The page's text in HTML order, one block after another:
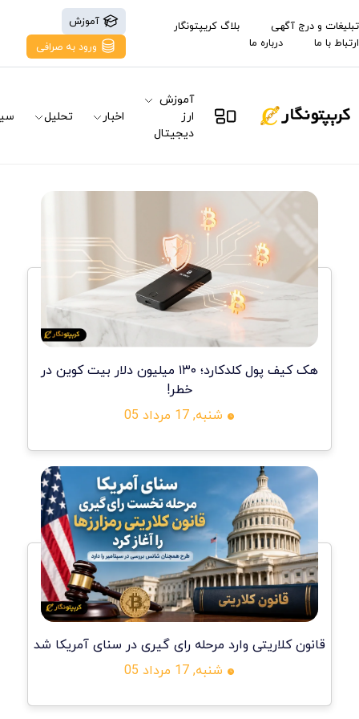
تبلیغات و درج آگهی
بلاگ کریپتونگار
ارتباط با ما
درباره ما
آموزش
ورود به صرافی
آموزش
ارز
دیجیتال
اخبار تحلیل
هک کیف پول کلدکارد؛ ۱۳۰ میلیون دلار بیت کوین در
خطر!
شنبه, 17 مرداد 05
قانون کلاریتی وارد مرحله رای گیری در سنای آمریکا شد
شنبه, 17 مرداد 05